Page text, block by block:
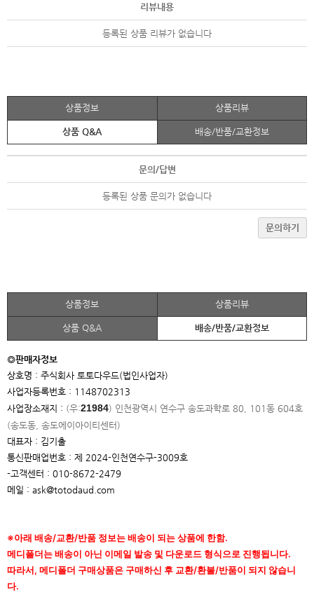
리뷰내용
등록된 상품 리뷰가 없습니다
상품정보 상품리뷰
상품 Q&A 배송/반품/교환정보
문의/답변
등록된 상품 문의가 없습니다
문의하기
상품정보 상품리뷰
상품 Q&A 배송/반품/교환정보
◎판매자정보
상호명 : 주식회사 토토다우드(법인사업자)
사업자등록번호 : 1148702313
사업장소재지 : (우:21984) 인천광역시 연수구 송도과학로 80, 101동 604호
(송도동, 송도에이아이 티센터)
대표자 : 김기출
통신판매업번호 : 제 2024-인천연수구-3009호
-고객센터 : 010-8672-2479
메일 : ask@totodaud.com
※아래 배송/교환/반품 정보는 배송이 되는 상품에 한함.
메디폴더는 배송이 아닌 이메일 발송 및 다운로드 형식으로 진행됩니다.
따라서, 메디폴더 구매상품은 구매하신 후 교환/환불/반품이 되지 않습니
다.